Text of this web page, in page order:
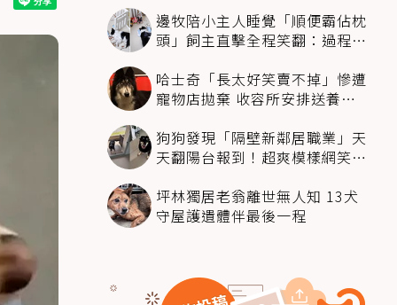
邊牧陪小主人睡覺「順便霸佔枕
頭」飼主直擊全程笑翻：過程絲
哈士奇「長太好笑賣不掉」慘遭
寵物店拋棄 收容所安排送養活
狗狗發現「隔壁新鄰居職業」天
天翻陽台報到！超爽模樣網笑
坪林獨居老翁離世無人知 13犬
守屋護遺體伴最後一程